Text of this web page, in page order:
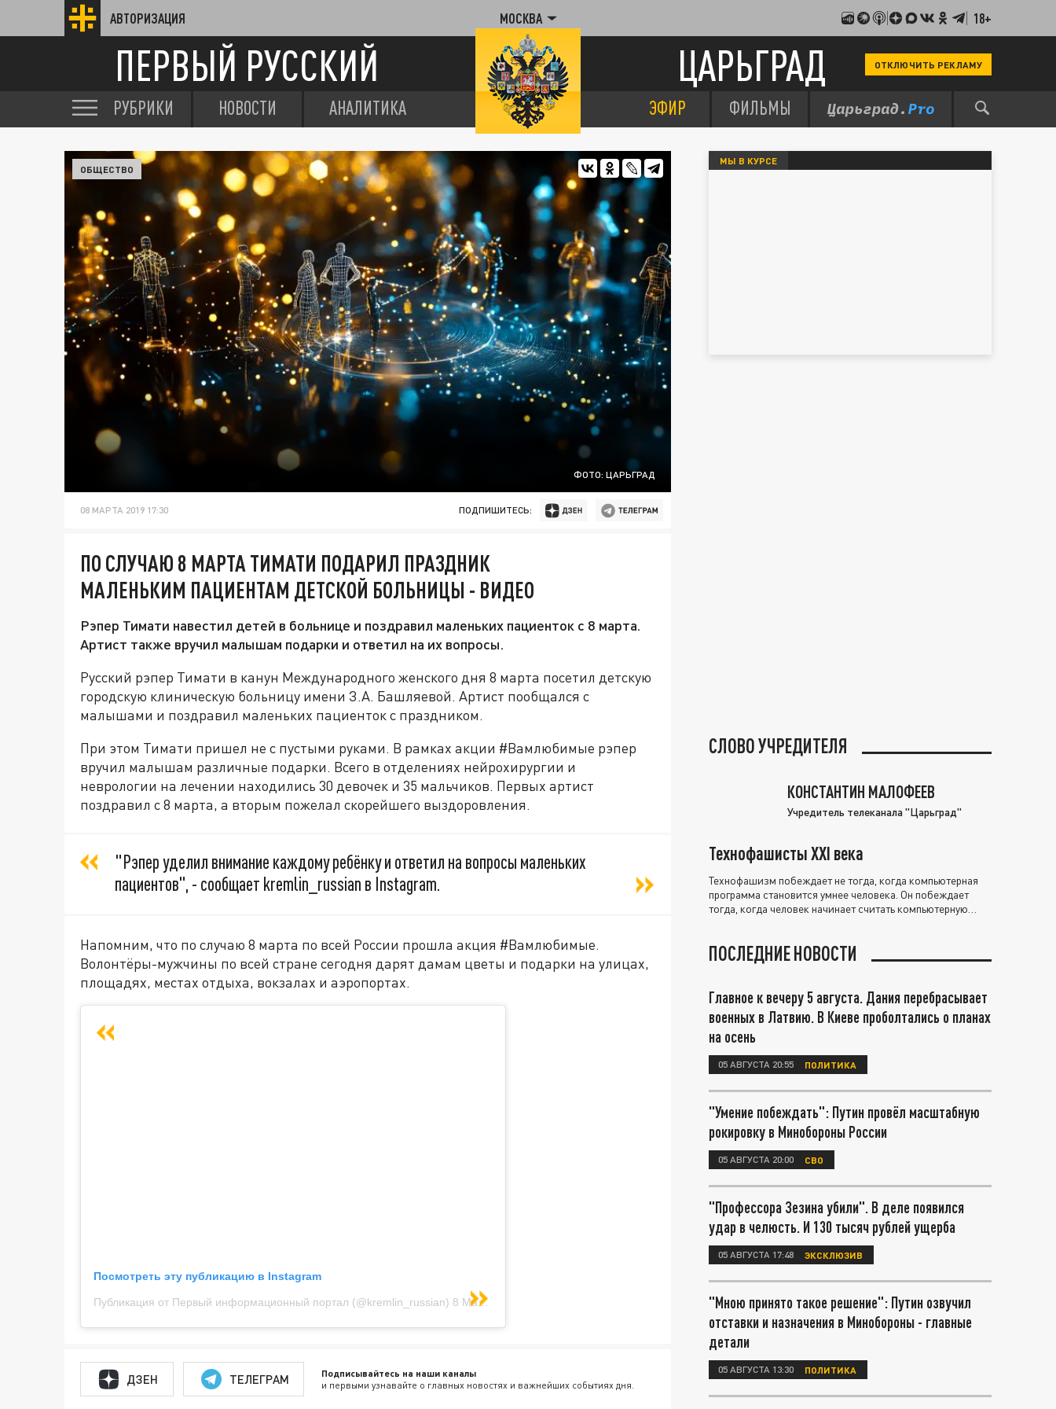
АВТОРИЗАЦИЯ МОСКВА 18+
ПЕРВЫЙ РУССКИЙ ЦАРЬГРАД ОТКЛЮЧИТЬ РЕКЛАМУ
РУБРИКИ НОВОСТИ АНАЛИТИКА ЭФИР ФИЛЬМЫ
ФОТО: ЦАРЬГРАД
ОБЩЕСТВО
08 МАРТА 2019 17:30 ПОДПИШИТЕСЬ:
ПО СЛУЧАЮ 8 МАРТА ТИМАТИ ПОДАРИЛ ПРАЗДНИК
МАЛЕНЬКИМ ПАЦИЕНТАМ ДЕТСКОЙ БОЛЬНИЦЫ - ВИДЕО
Рэпер Тимати навестил детей в больнице и поздравил маленьких пациенток с 8 марта.
Артист также вручил малышам подарки и ответил на их вопросы.
Русский рэпер Тимати в канун Международного женского дня 8 марта посетил детскую
городскую клиническую больницу имени З.А. Башляевой. Артист пообщался с
малышами и поздравил маленьких пациенток с праздником.
При этом Тимати пришел не с пустыми руками. В рамках акции #Вамлюбимые рэпер
вручил малышам различные подарки. Всего в отделениях нейрохирургии и
неврологии на лечении находились 30 девочек и 35 мальчиков. Первых артист
поздравил с 8 марта, а вторым пожелал скорейшего выздоровления.
"Рэпер уделил внимание каждому ребёнку и ответил на вопросы маленьких
пациентов", - сообщает kremlin_russian в Instagram.
Напомним, что по случаю 8 марта по всей России прошла акция #Вамлюбимые.
Волонтёры-мужчины по всей стране сегодня дарят дамам цветы и подарки на улицах,
площадях, местах отдыха, вокзалах и аэропортах.
Посмотреть эту публикацию в Instagram
Публикация от Первый информационный портал (@kremlin_russian) 8 Мар 2019 в 2:17 PST
ДЗЕН ТЕЛЕГРАМ Подписывайтесь на наши каналы
и первыми узнавайте о главных новостях и важнейших событиях дня.
МЫ В КУРСЕ
СЛОВО УЧРЕДИТЕЛЯ
КОНСТАНТИН МАЛОФЕЕВ
Учредитель телеканала "Царьград"
Технофашисты XXI века
Технофашизм побеждает не тогда, когда компьютерная
программа становится умнее человека. Он побеждает
тогда, когда человек начинает считать компьютерную
ПОСЛЕДНИЕ НОВОСТИ
Главное к вечеру 5 августа. Дания перебрасывает
военных в Латвию. В Киеве проболтались о планах
на осень
05 АВГУСТА 20:55 ПОЛИТИКА
"Умение побеждать": Путин провёл масштабную
рокировку в Минобороны России
05 АВГУСТА 20:00 СВО
"Профессора Зезина убили". В деле появился
удар в челюсть. И 130 тысяч рублей ущерба
05 АВГУСТА 17:48 ЭКСКЛЮЗИВ
"Мною принято такое решение": Путин озвучил
отставки и назначения в Минобороны - главные
детали
05 АВГУСТА 13:30 ПОЛИТИКА